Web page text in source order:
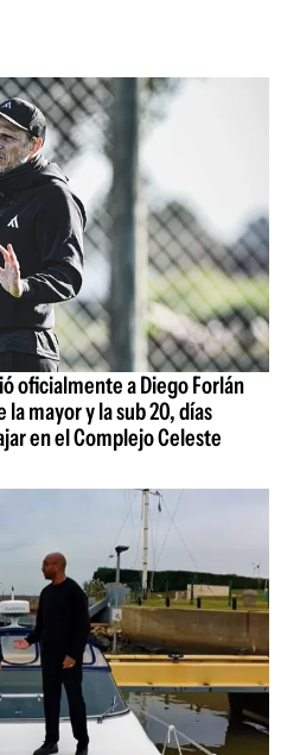
oficialmente a Diego Forlán
mayor y la sub 20, días
en el Complejo Celeste